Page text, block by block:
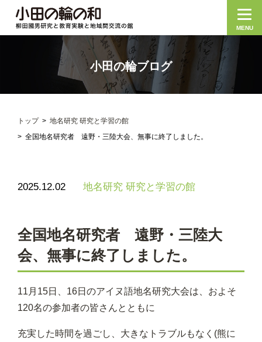
MENU
小田の輪ブログ
トップ
地名研究 研究と学習の館
全国地名研究者 遠野・三陸大会、無事に終了しました。
2025.12.02 地名研究 研究と学習の館
全国地名研究者 遠野・三陸大
会、無事に終了しました。
11月15日、16日のアイヌ語地名研究大会は、およそ
120名の参加者の皆さんとともに
充実した時間を過ごし、大きなトラブルもなく(熊に